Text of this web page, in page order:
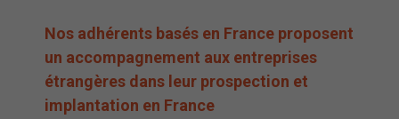
Nos adhérents basés en France proposent
un accompagnement aux entreprises
étrangères dans leur prospection et
implantation en France